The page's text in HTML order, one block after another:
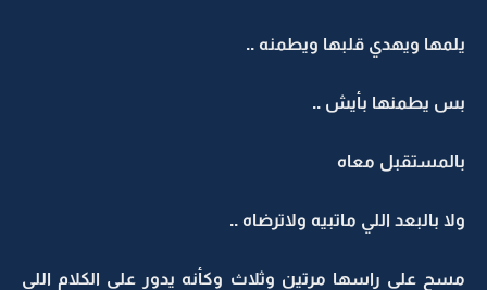
يلمها ويهدي قلبها ويطمنه ..
بس يطمنها بأيش ..
بالمستقبل معاه
ولا بالبعد اللي ماتبيه ولاترضاه ..
مسح على راسها مرتين وثلاث وكأنه يدور على الكلام اللي